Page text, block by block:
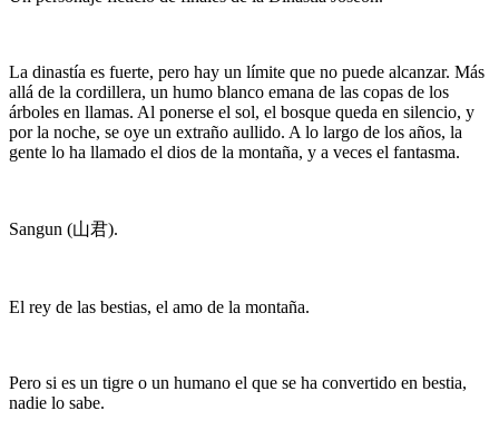
La dinastía es fuerte, pero hay un límite que no puede alcanzar. Más
allá de la cordillera, un humo blanco emana de las copas de los
árboles en llamas. Al ponerse el sol, el bosque queda en silencio, y
por la noche, se oye un extraño aullido. A lo largo de los años, la
gente lo ha llamado el dios de la montaña, y a veces el fantasma.
Sangun (山君).
El rey de las bestias, el amo de la montaña.
Pero si es un tigre o un humano el que se ha convertido en bestia,
nadie lo sabe.